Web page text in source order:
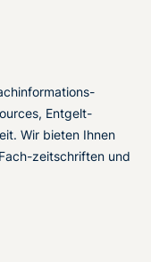
Entgelt-
Wir bieten Ihnen
zeitschriften und